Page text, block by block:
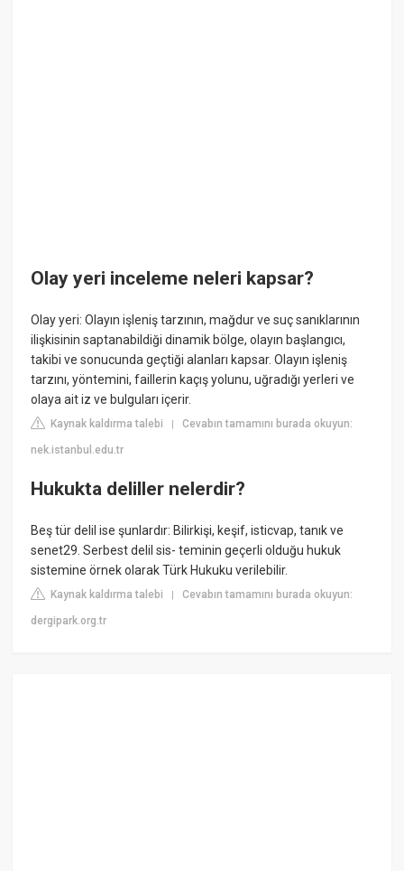
Olay yeri inceleme neleri kapsar?
Olay yeri: Olayın işleniş tarzının, mağdur ve suç sanıklarının
ilişkisinin saptanabildiği dinamik bölge, olayın başlangıcı,
takibi ve sonucunda geçtiği alanları kapsar. Olayın işleniş
tarzını, yöntemini, faillerin kaçış yolunu, uğradığı yerleri ve
olaya ait iz ve bulguları içerir.
Kaynak kaldırma talebi |Cevabın tamamını burada okuyun:
nek.istanbul.edu.tr
Hukukta deliller nelerdir?
Beş tür delil ise şunlardır: Bilirkişi, keşif, isticvap, tanık ve
senet29. Serbest delil sis- teminin geçerli olduğu hukuk
sistemine örnek olarak Türk Hukuku verilebilir.
Kaynak kaldırma talebi |Cevabın tamamını burada okuyun:
dergipark.org.tr